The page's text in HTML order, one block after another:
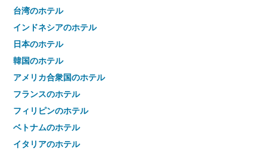
台湾のホテル
インドネシアのホテル
日本のホテル
韓国のホテル
アメリカ合衆国のホテル
フランスのホテル
フィリピンのホテル
ベトナムのホテル
イタリアのホテル